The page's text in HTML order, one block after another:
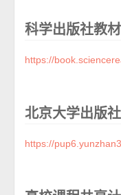
科学出版社教材
https://
北京大学出版
https://